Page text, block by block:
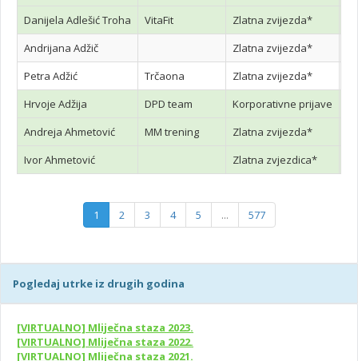
Danijela Adlešić Troha
VitaFit
Zlatna zvijezda*
Andrijana Adžič
Zlatna zvijezda*
Petra Adžić
Trčaona
Zlatna zvijezda*
Hrvoje Adžija
DPD team
Korporativne prijave
Andreja Ahmetović
MM trening
Zlatna zvijezda*
Ivor Ahmetović
Zlatna zvjezdica*
1 2 3 4 5 ... 577
Pogledaj utrke iz drugih godina
[VIRTUALNO] Mliječna staza 2023.
[VIRTUALNO] Mliječna staza 2022.
[VIRTUALNO] Mliječna staza 2021.